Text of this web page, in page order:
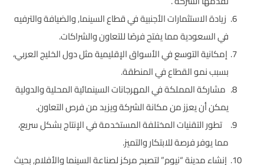
زيادة الاستثمارات الأجنبية في قطاع السينما, والضيافة والترفيه
في السعودية مما يفتح فرصًا للتعاون والشراكات.
إمكانية التوسع في الأسواق الإقليمية مثل دول الخليج العربي،
بسبب نمو القطاع في المنطقة.
مشاركة المملكة في المهرجانات السينمائية المحلية والدولية
يمكن أن يعزز من مكانة الشركة ويزيد من فرص التعاون.
تطور التقنيات المختلفة المستخدمة في الإنتاج بشكل سريع،
مما يوفر فرصة للابتكار والتميز.
إنشاء مدينة “نيوم” لتصبح مركز لصناعة السينما والأفلام, بحيث